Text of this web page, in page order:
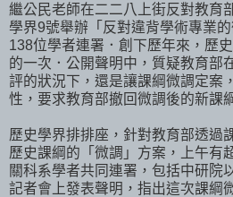
繼公民老師在二二八上街反對教育
學界9號舉辦「反對違背學術專業
138位學者連署．創下歷年來，歷
的一次．公開聲明中，質疑教育部
評的狀況下，還是讓課綱微調定案
性，要求教育部撤回微調後的新課
歷史學界排排座，針對教育部透過
歷史課綱的「微調」方案，上午有
關科系學者共同連署，包括中研院
記者會上發表聲明，指出這次課綱